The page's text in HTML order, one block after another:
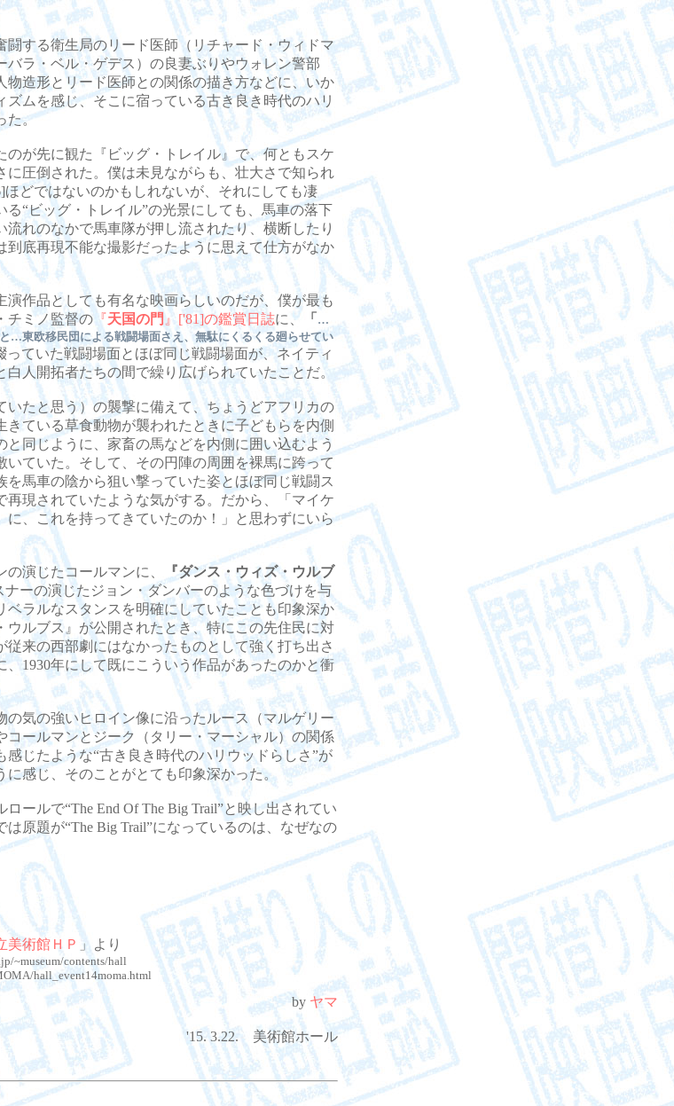
する衛生局のリード医師（リチャード・ウィドマ
バラ・ベル・ゲデス）の良妻ぶりやウォレン警部
物造形とリード医師との関係の描き方などに、いか
ズムを感じ、そこに宿っている古き良き時代のハリ
た。
が先に観た『ビッグ・トレイル』で、何ともスケ
に圧倒された。僕は未見ながらも、壮大さで知られ
ほどではないのかもしれないが、それにしても凄
る“ビッグ・トレイル”の光景にしても、馬車の落下
流れのなかで馬車隊が押し流されたり、横断したり
到底再現不能な撮影だったように思えて仕方がなか
作品としても有名な映画らしいのだが、僕が最も
チミノ監督の 『天国の門 』['81]の鑑賞日誌に、 「 …
…東欧移民団による戦闘場面さえ、無駄にくるくる廻らせてい
っていた戦闘場面とほぼ同じ戦闘場面が、ネイティ
白人開拓者たちの間で繰り広げられていたことだ。
たと思う）の襲撃に備えて、ちょうどアフリカの
きている草食動物が襲われたときに子どもらを内側
と同じように、家畜の馬などを内側に囲い込むよう
いていた。そして、その円陣の周囲を裸馬に跨って
を馬車の陰から狙い撃っていた姿とほぼ同じ戦闘ス
再現されていたような気がする。だから、「マイケ
に、これを持ってきていたのか！」と思わずにいら
演じたコールマンに、
『ダンス・ウィズ・ウルブ
ナーの演じたジョン・ダンバーのような色づけを与
ベラルなスタンスを明確にしていたことも印象深か
ウルブス』が公開されたとき、特にこの先住民に対
従来の西部劇にはなかったものとして強く打ち出さ
、1930年にして既にこういう作品があったのかと衝
気の強いヒロイン像に沿ったルース（マルゲリー
コールマンとジーク（タリー・マーシャル）の関係
感じたような“古き良き時代のハリウッドらしさ”が
に感じ、そのことがとても印象深かった。
ールで“The End Of The Big Trail”と映し出されてい
原題が“The Big Trail”になっているのは、なぜなの
美術館ＨＰ 」より
~museum/contents/hall
hall_event14moma.html
by ヤマ
'15. 3.22. 美術館ホール